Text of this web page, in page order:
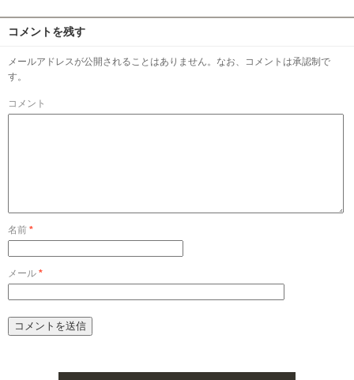
コメントを残す
メールアドレスが公開されることはありません。なお、コメントは承認制で
す。
コメント
名前 *
メール *